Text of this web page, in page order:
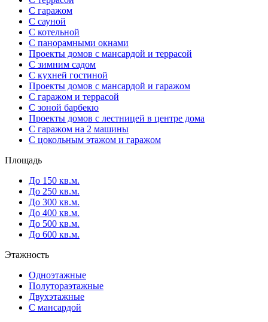
С гаражом
С сауной
С котельной
С панорамными окнами
Проекты домов с мансардой и террасой
С зимним садом
С кухней гостиной
Проекты домов с мансардой и гаражом
С гаражом и террасой
С зоной барбекю
Проекты домов с лестницей в центре дома
С гаражом на 2 машины
С цокольным этажом и гаражом
Площадь
До 150 кв.м.
До 250 кв.м.
До 300 кв.м.
До 400 кв.м.
До 500 кв.м.
До 600 кв.м.
Этажность
Одноэтажные
Полутораэтажные
Двухэтажные
С мансардой